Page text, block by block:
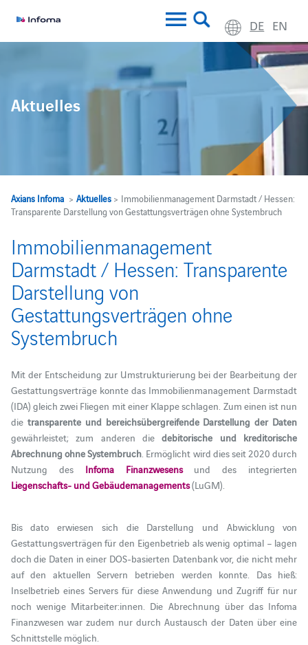
DE EN
Aktuelles
Axians Infoma> Aktuelles> Immobilienmanagement Darmstadt / Hessen:
Transparente Darstellung von Gestattungsverträgen ohne Systembruch
Immobilienmanagement
Darmstadt / Hessen: Transparente
Darstellung von
Gestattungsverträgen ohne
Systembruch
Mit der Entscheidung zur Umstrukturierung bei der Bearbeitung der
Gestattungsverträge konnte das Immobilienmanagement Darmstadt
(IDA) gleich zwei Fliegen mit einer Klappe schlagen. Zum einen ist nun
die transparente und bereichsübergreifende Darstellung der Daten
gewährleistet; zum anderen diedebitorische und kreditorische
Abrechnung ohne Systembruch. Ermöglicht wird dies seit 2020 durch
Nutzung des Infoma Finanzwesensund des integrierten
Liegenschafts- und Gebäudemanagements(LuGM).
Bis dato erwiesen sich die Darstellung und Abwicklung von
Gestattungsverträgen für den Eigenbetrieb als wenig optimal – lagen
doch die Daten in einer DOS-basierten Datenbank vor, die nicht mehr
auf den aktuellen Servern betrieben werden konnte. Das hieß:
Inselbetrieb eines Servers für diese Anwendung und Zugriff für nur
noch wenige Mitarbeiter:innen. Die Abrechnung über das Infoma
Finanzwesen war zudem nur durch Austausch der Daten über eine
Schnittstelle möglich.